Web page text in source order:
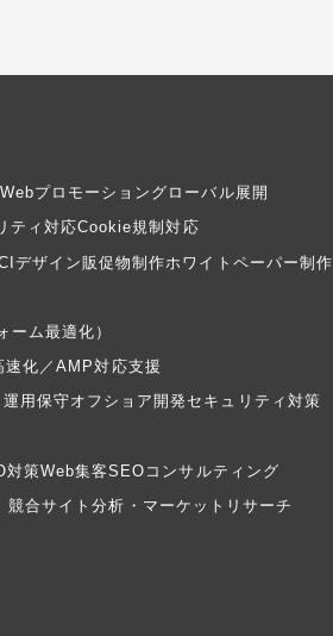
Webプロモーション グローバル展開
ティ対応Cookie規制対応
デザイン販促物制作ホワイトペーパー制作
ーム最適化）
速化／AMP対応支援
用保守オフショア開発 セキュリティ対策
対策Web集客SEOコンサルティング
競合サイト分析・マーケットリサーチ